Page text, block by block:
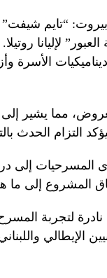
“تايم شيفت”
العبور” لإليانا
الأسرة
مما يشير
التزام الحدث
إلى
إلى ما هو
لتجربة
الإيطالي